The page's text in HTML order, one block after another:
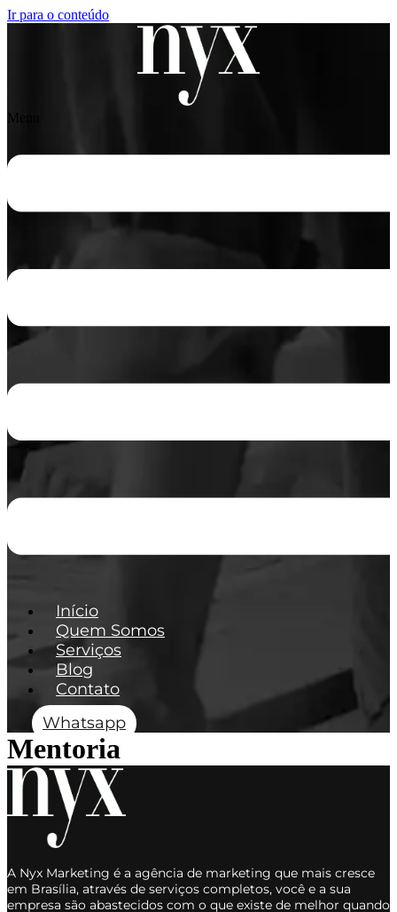
Ir para o conteúdo
Menu
Início
Quem Somos
Serviços
Blog
Contato
Whatsapp
Mentoria
A Nyx Marketing é a agência de marketing que mais cresce
em Brasília, através de serviços completos, você e a sua
empresa são abastecidos com o que existe de melhor quando